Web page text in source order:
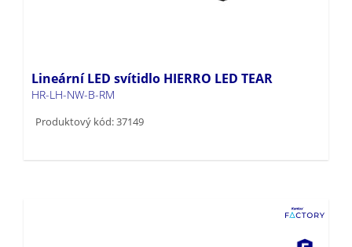
Lineární LED svítidlo HIERRO LED TEAR
HR-LH-NW-B-RM
Produktový kód: 37149